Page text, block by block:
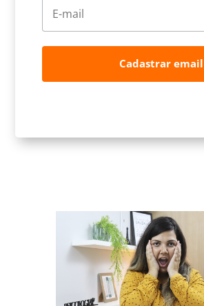
Cadastrar email